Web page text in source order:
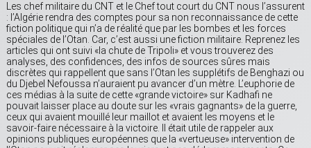
Les chef militaire du CNT et le Chef tout court du CNT nous l’assurent
: l’Algérie rendra des comptes pour sa non reconnaissance de cette
fiction politique qui n’a de réalité que par les bombes et les forces
spéciales de l’Otan. Car, c’est aussi une fiction militaire. Reprenez les
articles qui ont suivi «la chute de Tripoli» et vous trouverez des
analyses, des confidences, des infos de sources sûres mais
discrètes qui rappellent que sans l’Otan les supplétifs de Benghazi ou
du Djebel Nefoussa n’auraient pu avancer d’un mètre. L’euphorie de
ces médias à la suite de cette «grande victoire» sur Kadhafi ne
pouvait laisser place au doute sur les «vrais gagnants» de la guerre,
ceux qui avaient mouillé leur maillot et avaient les moyens et le
savoir-faire nécessaire à la victoire. Il était utile de rappeler aux
opinions publiques européennes que la «vertueuse» intervention de